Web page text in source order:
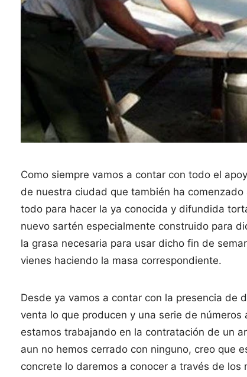
Como siempre vamos a contar con todo el
de nuestra ciudad que también ha
todo para hacer la ya conocida y difundida
nuevo sartén especialmente construido para
la grasa necesaria para usar dicho fin de
vienes haciendo la masa correspondiente.
Desde ya vamos a contar con la presencia de
venta lo que producen y una serie de
estamos trabajando en la contratación de un
aun no hemos cerrado con ninguno, creo que
concrete lo daremos a conocer a través de los